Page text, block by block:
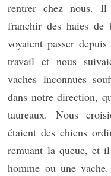
rentrer chez nous.
franchir des haies de
voyaient passer
travail et nous
vaches inconnues
dans notre direction,
taureaux. Nous
étaient des chiens
remuant la queue, et
homme ou une